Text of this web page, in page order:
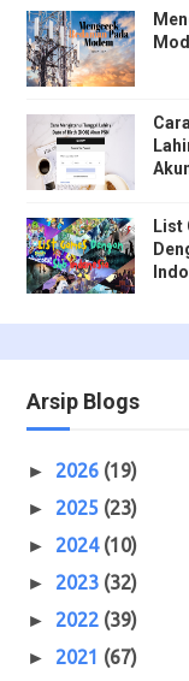
List
Arsip Blogs
► 2026 (19)
► 2025 (23)
► 2024 (10)
► 2023 (32)
► 2022 (39)
► 2021 (67)